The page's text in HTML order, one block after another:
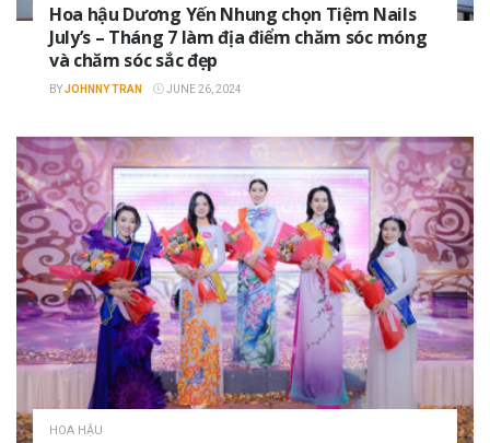
Hoa hậu Dương Yến Nhung chọn Tiệm Nails
July’s – Tháng 7 làm địa điểm chăm sóc móng
và chăm sóc sắc đẹp
BYJOHNNY TRAN JUNE 26, 2024
HOA HẬU